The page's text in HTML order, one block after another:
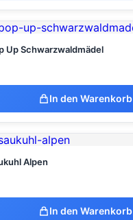
Up Schwarzwaldmädel
In den Warenkorb
Alpen
In den Warenkorb